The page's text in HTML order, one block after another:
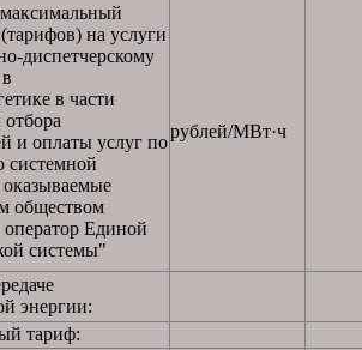
на услуги
диспетчерскому
в части
и оплаты услуг по
системной
обществом
Единой
системы"
рублей/МВт·ч
энергии:
тариф: